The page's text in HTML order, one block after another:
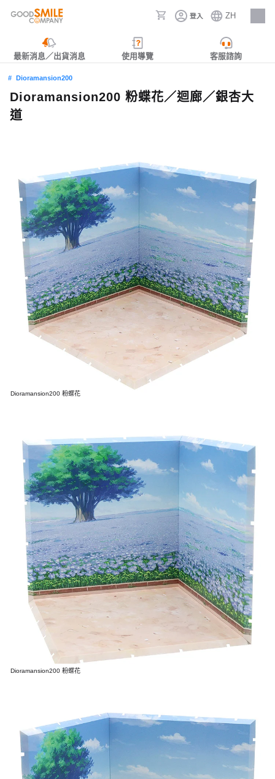
登入 ZH
人才招募
最新消息／出貨消息 使用導覽 客服諮詢
Dioramansion200
Dioramansion200 粉蝶花／迴廊／銀杏大
道
Dioramansion200 粉蝶花
Dioramansion200 粉蝶花